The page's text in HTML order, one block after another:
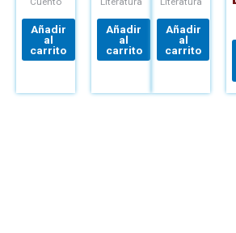
Añadir
al
carrito
Añadir
al
carrito
Añadir
al
carrito